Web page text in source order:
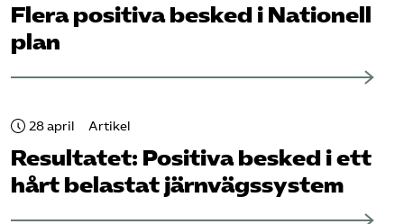
Flera positiva besked i Nationell
plan
28 april Artikel
Resultatet: Positiva besked i ett
hårt belastat järnvägssystem